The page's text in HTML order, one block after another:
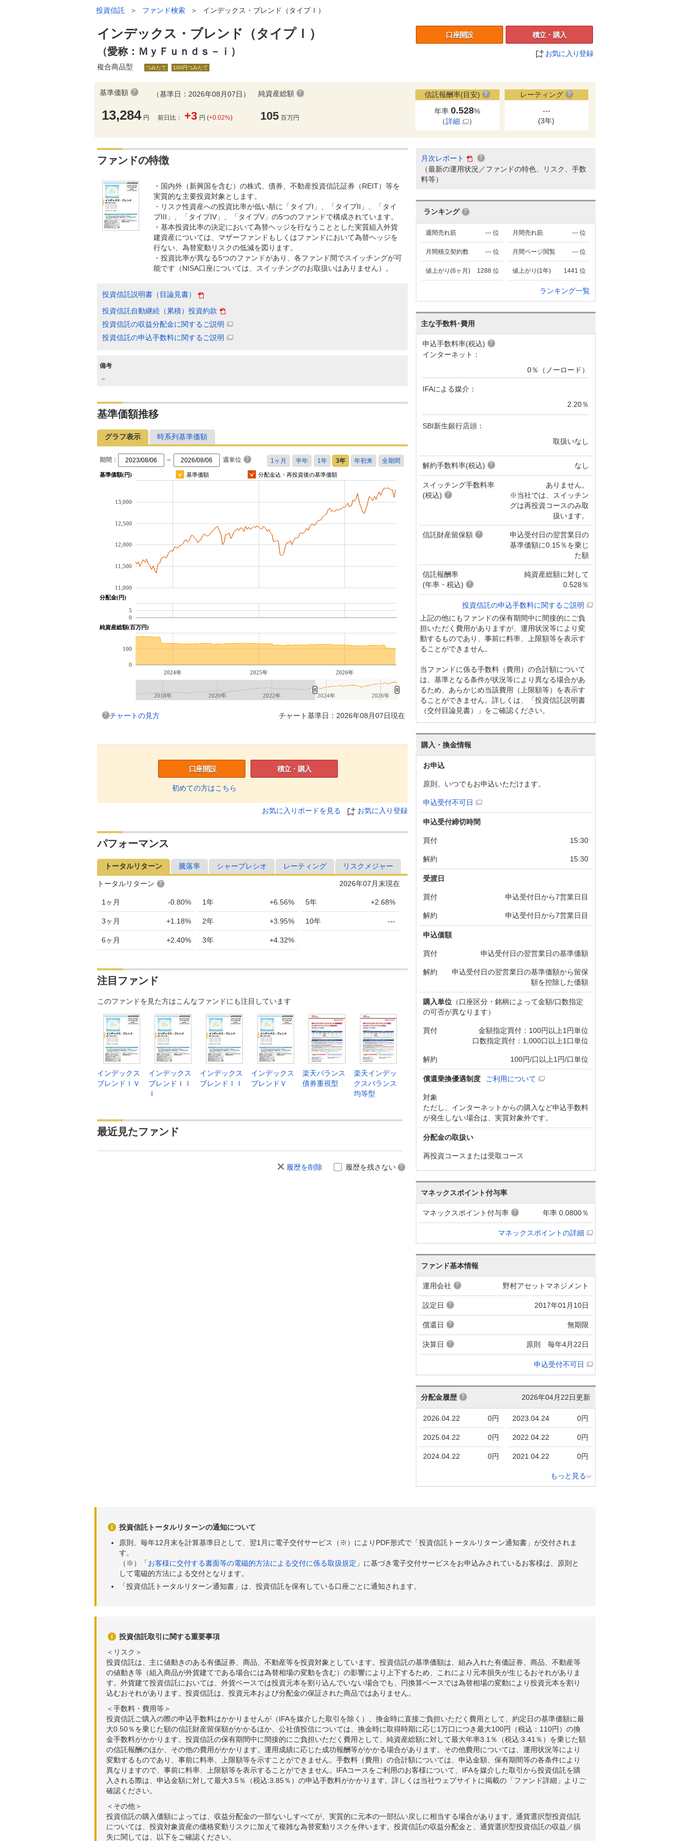
投資信託 ＞ ファンド検索 ＞ インデックス・ブレンド（タイプＩ）
インデックス・ブレンド（タイプＩ）
（愛称：ＭｙＦｕｎｄｓ－ｉ）
口座開設 積立・購入
お気に入り登録
複合商品型
つみたて 100円つみたて
基準価額
13,284 円
（基準日：2026年08月07日）
前日比： +3 円 (+0.02%)
純資産総額
105 百万円
信託報酬率(目安)
年率0.528%
（詳細 ）
レーティング
---
(3年)
ファンドの特徴
・国内外（新興国を含む）の株式、債券、不動産投資信託証券（REIT）等を
実質的な主要投資対象とします。
・リスク性資産への投資比率が低い順に「タイプI」、「タイプII」、「タイ
プIII」、「タイプIV」、「タイプV」の5つのファンドで構成されています。
・基本投資比率の決定において為替ヘッジを行なうこととした実質組入外貨
建資産については、マザーファンドもしくはファンドにおいて為替ヘッジを
行ない、為替変動リスクの低減を図ります。
・投資比率が異なる5つのファンドがあり、各ファンド間でスイッチングが可
能です（NISA口座については、スイッチングのお取扱いはありません）。
投資信託説明書（目論見書）
投資信託自動継続（累積）投資約款
投資信託の収益分配金に関するご説明
投資信託の申込手数料に関するご説明
備考
－
基準価額推移
グラフ表示 時系列基準価額
期間： ～ 週単位
基準価額(円) 基準価額 分配金込・再投資後の基準価額
11,000
11,500
12,000
12,500
13,000
分配金(円)
0
5
純資産総額(百万円)
2024年 2025年 2026年
0
100
2018年 2020年 2022年 2024年 2026年
チャートの見方 チャート基準日：2026年08月07日現在
口座開設
初めての方はこちら
積立・購入
お気に入りボードを見る お気に入り登録
パフォーマンス
トータルリターン 騰落率 シャープレシオ レーティング リスクメジャー
2026年07月末現在
トータルリターン
1ヶ月 -0.80%
3ヶ月 +1.18%
6ヶ月 +2.40%
1年 +6.56%
2年 +3.95%
3年 +4.32%
5年 +2.68%
10年 ---
注目ファンド
このファンドを見た方はこんなファンドにも注目しています
インデックス
ブレンドＩＶ
インデックス
ブレンドＩＩ
Ｉ
インデックス
ブレンドＩＩ
インデックス
ブレンドＶ
楽天バランス
債券重視型
楽天インデッ
クスバランス
均等型
最近見たファンド
履歴を削除 履歴を残さない
月次レポート
（最新の運用状況／ファンドの特色、リスク、手数
料等）
ランキング
--- 位
週間売れ筋 --- 位
月間売れ筋
--- 位
月間積立契約数 --- 位
月間ページ閲覧
1288 位
値上がり(6ヶ月) 1441 位
値上がり(1年)
ランキング一覧
主な手数料･費用
申込手数料率(税込)
インターネット：
0％（ノーロード）
IFAによる媒介：
2.20％
SBI新生銀行店頭：
取扱いなし
解約手数料率(税込) なし
スイッチング手数料率
(税込)
ありません。
※当社では、スイッチン
グは再投資コースのみ取
扱います。
信託財産留保額
申込受付日の翌営業日の
基準価額に0.15％を乗じ
た額
信託報酬率
(年率・税込)
純資産総額に対して
0.528％
投資信託の申込手数料に関するご説明
上記の他にもファンドの保有期間中に間接的にご負
担いただく費用がありますが、運用状況等により変
動するものであり、事前に料率、上限額等を表示す
ることができません。
当ファンドに係る手数料（費用）の合計額について
は、基準となる条件が状況等により異なる場合があ
るため、あらかじめ当該費用（上限額等）を表示す
ることができません。詳しくは、「投資信託説明書
（交付目論見書）」をご確認ください。
購入・換金情報
お申込
原則、いつでもお申込いただけます。
申込受付不可日
申込受付締切時間
買付 15:30
解約 15:30
受渡日
買付 申込受付日から7営業日目
解約 申込受付日から7営業日目
申込価額
買付 申込受付日の翌営業日の基準価額
解約
申込受付日の翌営業日の基準価額から留保
額を控除した価額
購入単位 （口座区分・銘柄によって金額/口数指定
の可否が異なります）
買付
金額指定買付：100円以上1円単位
口数指定買付：1,000口以上1口単位
解約 100円/口以上1円/口単位
償還乗換優遇制度 ご利用について
対象
ただし、インターネットからの購入など申込手数料
が発生しない場合は、実質対象外です。
分配金の取扱い
再投資コースまたは受取コース
マネックスポイント付与率
マネックスポイント付与率 年率 0.0800％
マネックスポイントの詳細
ファンド基本情報
運用会社 野村アセットマネジメント
設定日 2017年01月10日
償還日 無期限
決算日 原則 毎年4月22日
申込受付不可日
2026年04月22日更新
分配金履歴
2026.04.22 0円
2025.04.22 0円
2024.04.22 0円
2023.04.24 0円
2022.04.22 0円
2021.04.22 0円
もっと見る
投資信託トータルリターンの通知について
原則、毎年12月末を計算基準日として、翌1月に電子交付サービス（※）によりPDF形式で「投資信託トータルリターン通知書」が交付されま
す。
（※）「お客様に交付する書面等の電磁的方法による交付に係る取扱規定 」に基づき電子交付サービスをお申込みされているお客様は、原則と
して電磁的方法による交付となります。
「投資信託トータルリターン通知書」は、投資信託を保有している口座ごとに通知されます。
投資信託取引に関する重要事項
＜リスク＞
投資信託は、主に値動きのある有価証券、商品、不動産等を投資対象としています。投資信託の基準価額は、組み入れた有価証券、商品、不動産等
の値動き等（組入商品が外貨建てである場合には為替相場の変動を含む）の影響により上下するため、これにより元本損失が生じるおそれがありま
す。外貨建て投資信託においては、外貨ベースでは投資元本を割り込んでいない場合でも、円換算ベースでは為替相場の変動により投資元本を割り
込むおそれがあります。投資信託は、投資元本および分配金の保証された商品ではありません。
＜手数料・費用等＞
投資信託ご購入の際の申込手数料はかかりませんが（IFAを媒介した取引を除く）、換金時に直接ご負担いただく費用として、約定日の基準価額に最
大0.50％を乗じた額の信託財産留保額がかかるほか、公社債投信については、換金時に取得時期に応じ1万口につき最大100円（税込：110円）の換
金手数料がかかります。投資信託の保有期間中に間接的にご負担いただく費用として、純資産総額に対して最大年率3.1％（税込:3.41％）を乗じた額
の信託報酬のほか、その他の費用がかかります。運用成績に応じた成功報酬等がかかる場合があります。その他費用については、運用状況等により
変動するものであり、事前に料率、上限額等を示すことができません。手数料（費用）の合計額については、申込金額、保有期間等の各条件により
異なりますので、事前に料率、上限額等を表示することができません。IFAコースをご利用のお客様について、IFAを媒介した取引から投資信託を購
入される際は、申込金額に対して最大3.5％（税込:3.85％）の申込手数料がかかります。詳しくは当社ウェブサイトに掲載の「ファンド詳細」よりご
確認ください。
＜その他＞
投資信託の購入価額によっては、収益分配金の一部ないしすべてが、実質的に元本の一部払い戻しに相当する場合があります。通貨選択型投資信託
については、投資対象資産の価格変動リスクに加えて複雑な為替変動リスクを伴います。投資信託の収益分配金と、通貨選択型投資信託の収益／損
失に関しては、以下をご確認ください。